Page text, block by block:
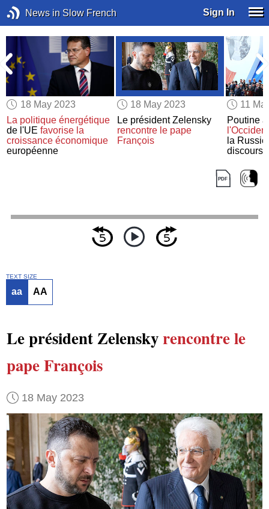
News in Slow French Sign In
18 May 2023
La politique énergétique
de l'UEfavorise la
croissance économique
européenne
18 May 2023
Le président Zelensky
rencontre le pape
François
11
Poutine
l'Occident
la
discours
TEXT SIZE
aa AA
Le président Zelenskyrencontrele
pape François
18 May 2023